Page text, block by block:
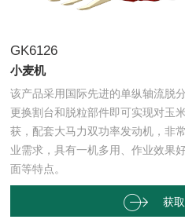
GK6126
小麦机
该产品采用国际先进的单纵轴流脱
更换割台和脱粒部件即可实现对玉
获，配套大马力双功率发动机，非
业需求，具有一机多用、作业效果
面等特点。

 获